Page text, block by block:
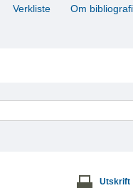
Verkliste Om
Utskrift